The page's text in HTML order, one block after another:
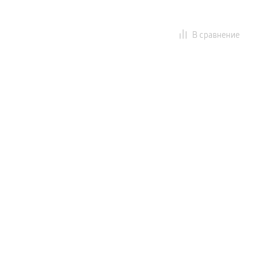
В сравнение